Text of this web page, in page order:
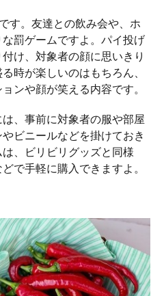
す。友達との飲み会や、ホ
罰ゲームですよ。パイ投げ
け、対象者の顔に思いきり
時が楽しいのはもちろん、
ンや顔が笑える内容です。
、事前に対象者の服や部屋
ビニールなどを掛けておき
、ビリビリグッズと同様
で手軽に購入できますよ。